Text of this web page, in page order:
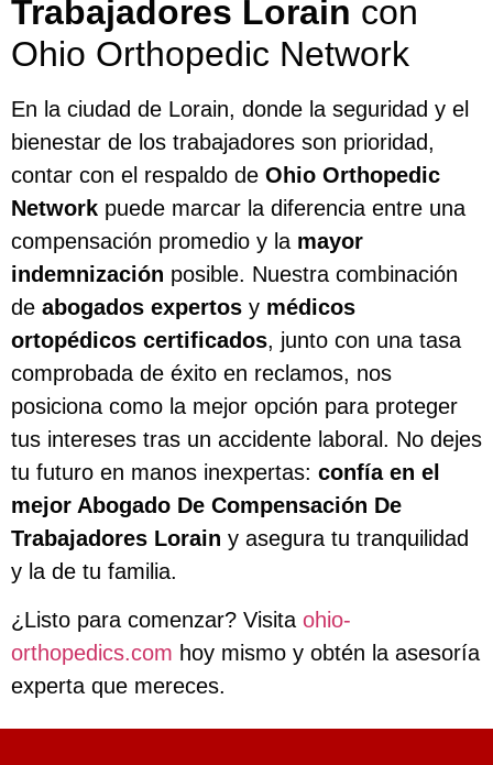
Trabajadores Lorain con
Ohio Orthopedic Network
En la ciudad de Lorain, donde la seguridad y el
bienestar de los trabajadores son prioridad,
contar con el respaldo de Ohio Orthopedic
Network puede marcar la diferencia entre una
compensación promedio y la mayor
indemnización posible. Nuestra combinación
de abogados expertos y médicos
ortopédicos certificados, junto con una tasa
comprobada de éxito en reclamos, nos
posiciona como la mejor opción para proteger
tus intereses tras un accidente laboral. No dejes
tu futuro en manos inexpertas: confía en el
mejor Abogado De Compensación De
Trabajadores Lorain y asegura tu tranquilidad
y la de tu familia.
¿Listo para comenzar? Visita ohio-
orthopedics.com hoy mismo y obtén la asesoría
experta que mereces.